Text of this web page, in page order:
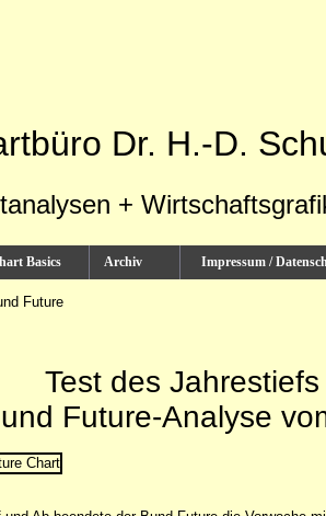
Dr. H.-D.
+
Basics Archiv Impressum /
Future
Test des
Future-Analyse